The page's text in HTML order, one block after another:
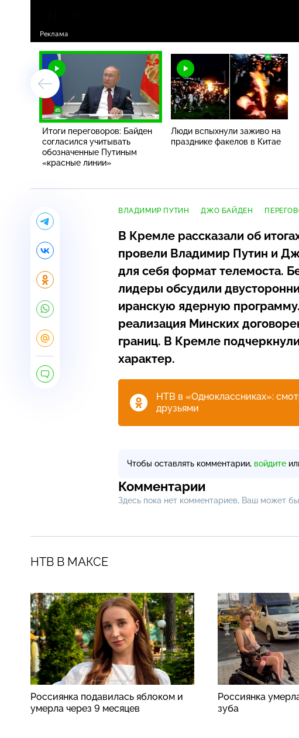
Итоги переговоров: Байден
согласился учитывать
обозначенные Путиным
«красные линии»
Люди вспыхнули заживо на
празднике факелов в Китае
ВЛАДИМИР ПУТИН ДЖО БАЙДЕН
В Кремле рассказали об
провели Владимир Путин и
для себя формат телемоста.
лидеры обсудили
иранскую ядерную
реализация Минских
границ. В Кремле
характер.
НТВ в «Одноклассниках»:
друзьями
Чтобы оставлять комментарии, войдите
Комментарии
Здесь пока нет комментариев, Ваш может
НТВ В МАКСЕ
Россиянка подавилась яблоком и
умерла через 9 месяцев
Россиянка
зуба